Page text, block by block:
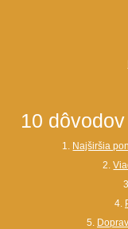
10
1. Najširšia
2.
4.
5.